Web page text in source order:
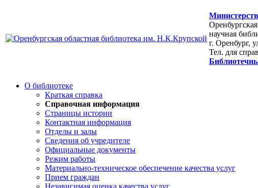
научная
г. Оренбург,
Тел. для
О библиотеке
Краткая справка
Справочная информация
Страницы истории
Контактная информация
Отделы и залы
Сведения об учредителе
Официальные документы
Режим работы
Материально-техническое обеспечение качества услуг
Прием граждан
Независимая оценка качества услуг